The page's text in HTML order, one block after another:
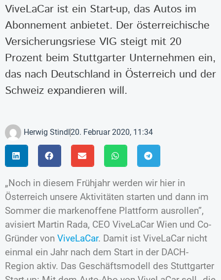
ViveLaCar ist ein Start-up, das Autos im
Abonnement anbietet. Der österreichische
Versicherungsriese VIG steigt mit 20
Prozent beim Stuttgarter Unternehmen ein,
das nach Deutschland in Österreich und der
Schweiz expandieren will.
Herwig Stindl 20. Februar 2020, 11:34
„Noch in diesem Frühjahr werden wir hier in
Österreich unsere Aktivitäten starten und dann im
Sommer die markenoffene Plattform ausrollen”,
avisiert Martin Rada, CEO ViveLaCar Wien und Co-
Gründer von ViveLaCar. Damit ist ViveLaCar nicht
einmal ein Jahr nach dem Start in der DACH-
Region aktiv. Das Geschäftsmodell des Stuttgarter